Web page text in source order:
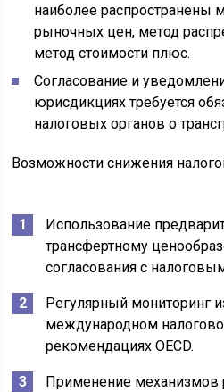
наиболее распространены
рыночных цен, метод
метод стоимости плюс.
Согласование и
юрисдикциях требуется
налоговых органов о
Возможности снижения
Использование
трансфертному
согласования с
Регулярный мониторинг
международном
рекомендациях OECD.
Применение механизмов